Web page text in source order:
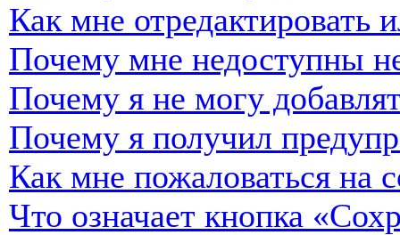
Как мне отредактировать
Почему мне недоступны
Почему я не могу
Почему я получил
Как мне пожаловаться на
Что означает кнопка